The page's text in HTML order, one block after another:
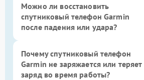
Можно ли восстановить
спутниковый телефон Garmin
после падения или удара?
Почему спутниковый телефон
Garmin не заряжается или теряет
заряд во время работы?